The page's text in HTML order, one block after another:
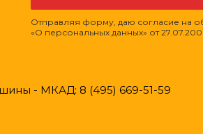
Отправляя форму, даю согласие на
«О персональных данных» от
- МКАД: 8 (495) 669-51-59